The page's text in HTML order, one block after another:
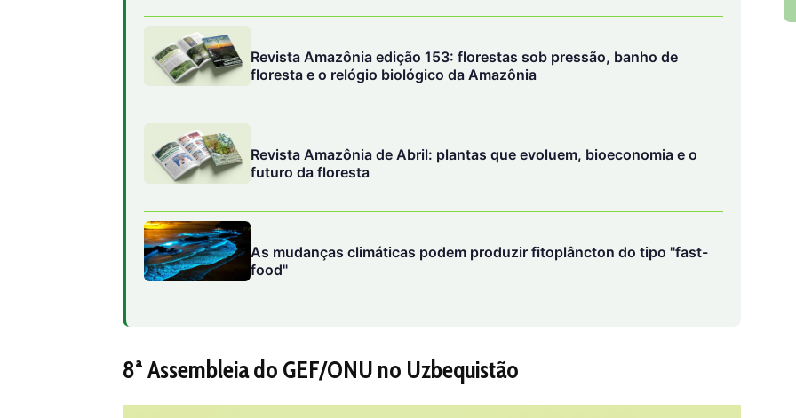
Revista Amazônia edição 153: florestas sob pressão, banho de
floresta e o relógio biológico da Amazônia
Revista Amazônia de Abril: plantas que evoluem, bioeconomia e o
futuro da floresta
As mudanças climáticas podem produzir fitoplâncton do tipo "fast-
food"
8ª Assembleia do GEF/ONU no Uzbequistão